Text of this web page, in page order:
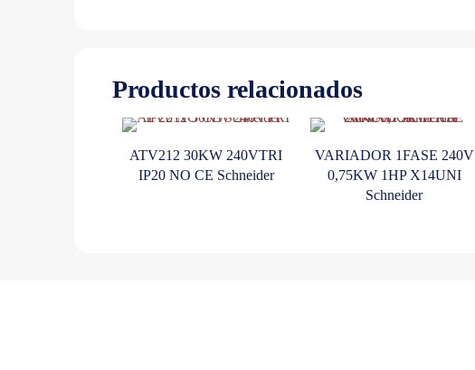
Productos relacionados
ATV212 30KW 240VTRI
IP20 NO CE Schneider
VARIADOR 1FASE 240V
0,75KW 1HP X14UNI
Schneider